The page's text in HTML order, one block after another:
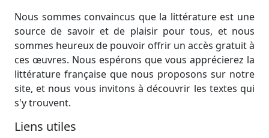
Nous sommes convaincus que la littérature est une
source de savoir et de plaisir pour tous, et nous
sommes heureux de pouvoir offrir un accès gratuit à
ces œuvres. Nous espérons que vous apprécierez la
littérature française que nous proposons sur notre
site, et nous vous invitons à découvrir les textes qui
s'y trouvent.
Liens utiles